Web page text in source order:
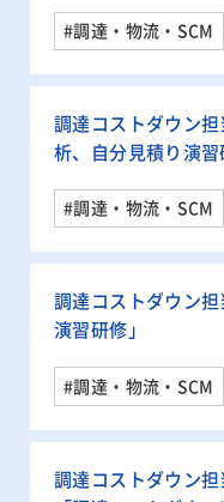
#調達・物流・SCM
調達コストダウン
析、自分見積り演習
#調達・物流・SCM
調達コストダウン
演習研修」
#調達・物流・SCM
調達コストダウン